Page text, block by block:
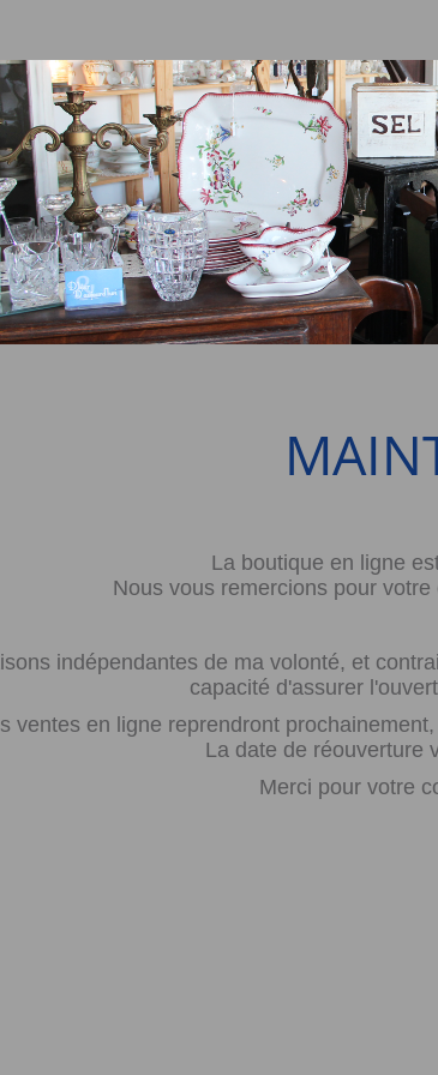
La boutique en ligne
Nous vous remercions pour
indépendantes de ma volonté, et
capacité d'assurer
ventes en ligne reprendront
La date de réouverture
Merci pour votre